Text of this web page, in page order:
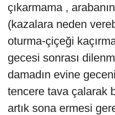
çıkarmama ,
(kazalara neden
oturma-çiçeği
gecesi sonrası
damadın evine
tencere tava çalarak
artık sona ermesi